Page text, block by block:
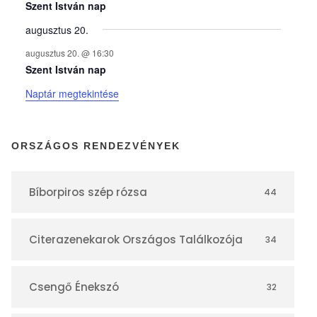
y
e
k
n
a
á
Szent István nap
augusztus 20.
augusztus 20. @ 16:30
Szent István nap
Naptár megtekintése
ORSZÁGOS RENDEZVÉNYEK
Bíborpiros szép rózsa 44
Citerazenekarok Országos Találkozója 34
Csengő Énekszó 32